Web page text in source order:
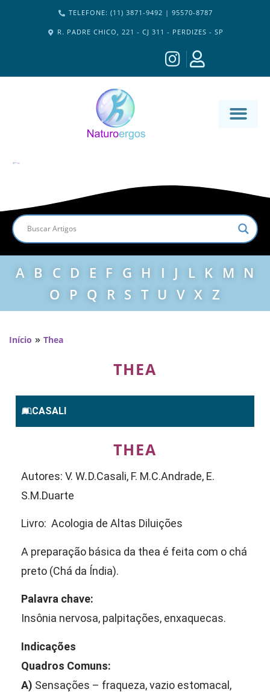
TELEFONE: (11) 3871-9492 | 95570-8787
R. PADRE CHICO, 221 - CJ 311 - PERDIZES - SP
A B C D E F G H I J L K M N
O
P Q R S T U V X Z
Início » Thea
THEA
CASALI
THEA
Autores: V. W.D.Casali, F. M.C.Andrade, E.
S.M.Duarte
Livro: Acologia de Altas Diluições
A preparação básica da thea é feita com o chá
preto (Chá da Índia).
Palavra chave:
Insônia nervosa, palpitações, enxaquecas.
Indicações
Quadros Comuns:
A) Sensações – fraqueza, vazio estomacal,